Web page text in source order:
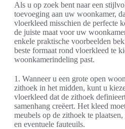
Als u op zoek bent naar een
toevoeging aan uw woonkamer,
vloerkleed misschien de perfecte
de juiste maat voor uw
enkele praktische voorbeelden
beste formaat rond vloerkleed te
woonkamerindeling past.
1. Wanneer u een grote open
zithoek in het midden, kunt u
vloerkleed dat de zithoek
samenhang creëert. Het kleed
meubels op de zithoek te
en eventuele fauteuils.